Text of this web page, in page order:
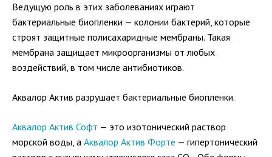
Ведущую роль в этих заболеваниях играют
бактериальные биопленки — колонии бактерий, которые
строят защитные полисахаридные мембраны. Такая
мембрана защищает микроорганизмы от любых
воздействий, в том числе антибиотиков.
Аквалор Актив разрушает бактериальные биопленки.
Аквалор Актив Софт — это изотонический раствор
морской воды, а Аквалор Актив Форте — гипертонический